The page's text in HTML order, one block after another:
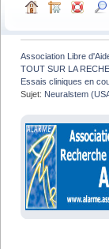
Association Libre
TOUT SUR LA
Essais cliniques en
Sujet: Neuralstem